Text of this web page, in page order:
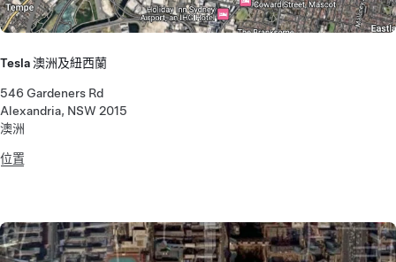
Tesla 澳洲及紐西蘭
546 Gardeners Rd
Alexandria, NSW 2015
澳洲
位置